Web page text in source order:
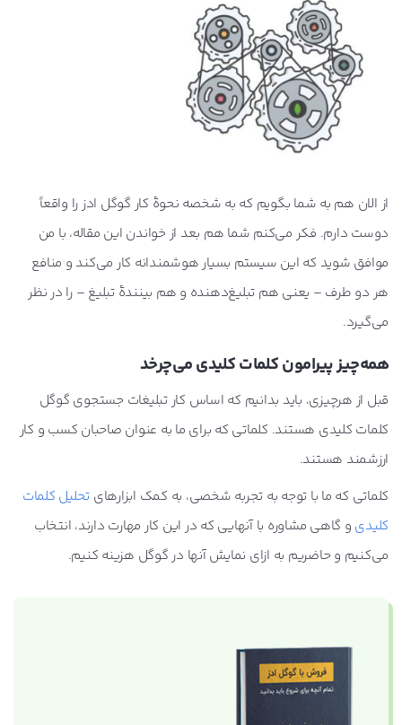
چگونه سایت خود را برای تبلیغات در گوگل ادز آماده
کنیم؟
امتیاز کیفی (Quality Score) در گوگل ادز چیست؟
تبلیغات در جستجوی گوگل چگونه کار می‌کند؟
هرآنچه باید از قوانین گوگل ادز بدانیم تا حساب کاربریمان
مسدود نشود!
گوگل ادز یا سئو؟ یک بررسی همه جانبه!
رفتن به صفحه این سری آموزشی
از الان هم به شما بگویم که به شخصه نحوۀ کار گوگل ادز را واقعاً
دوست دارم. فکر می‌کنم شما هم بعد از خواندن این مقاله، با من
موافق شوید که این سیستم بسیار هوشمندانه کار می‌کند و منافع
هر دو طرف – یعنی هم تبلیغ‌دهنده و هم بینندۀ تبلیغ – را در نظر
می‌گیرد.
همه‌چیز پیرامون کلمات کلیدی می‌چرخد
قبل از هرچیزی، باید بدانیم که اساس کار تبلیغات جستجوی گوگل
کلمات کلیدی هستند. کلماتی که برای ما به عنوان صاحبان کسب و کار
ارزشمند هستند.
کلماتی که ما با توجه به تجربه شخصی، به کمک ابزارهای تحلیل‌ کلمات
کلیدی و گاهی مشاوره با آنهایی که در این کار مهارت دارند، انتخاب
می‌کنیم و حاضریم به ازای نمایش آنها در گوگل هزینه کنیم.